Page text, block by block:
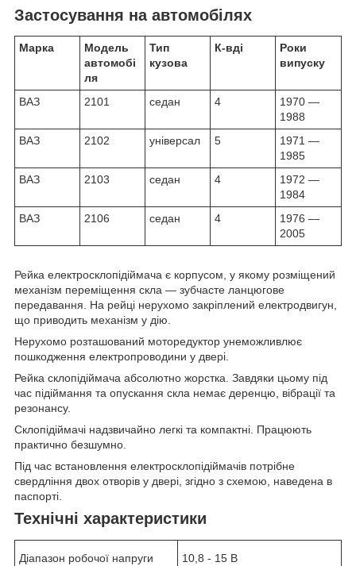
Застосування на автомобілях
Марка
Модель
автомобі
ля
Тип
кузова
К-вдi
Роки
випуску
ВАЗ 2101 седан 4
1970 —
1988
ВАЗ
2102 універсал 5
1971 —
1985
ВАЗ
2103 седан 4
1972 —
1984
ВАЗ
2106 седан 4
1976 —
2005
Рейка електросклопідіймача є корпусом, у якому розміщений
механізм переміщення скла — зубчасте ланцюгове
передавання. На рейці нерухомо закріплений електродвигун,
що приводить механізм у дію.
Нерухомо розташований моторедуктор унеможливлює
пошкодження електропроводини у двері.
Рейка склопідіймача абсолютно жорстка. Завдяки цьому під
час підіймання та опускання скла немає деренцю, вібрації та
резонансу.
Склопідіймачі надзвичайно легкі та компактні. Працюють
практично безшумно.
Під час встановлення електросклопідіймачів потрібне
свердління двох отворів у двері, згідно з схемою, наведена в
паспорті.
Технічні характеристики
Діапазон робочої напруги
10,8 - 15 В